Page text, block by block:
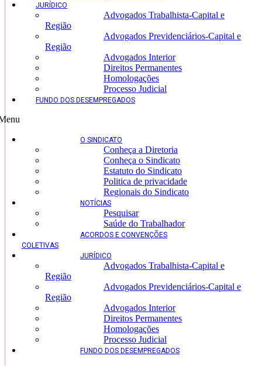
JURÍDICO
Advogados Trabalhista-Capital e
Região
Advogados Previdenciários-Capital e
Região
Advogados Interior
Direitos Permanentes
Homologações
Processo Judicial
FUNDO DOS DESEMPREGADOS
O SINDICATO
Conheça a Diretoria
Conheça o Sindicato
Estatuto do Sindicato
Politica de privacidade
Regionais do Sindicato
NOTÍCIAS
Pesquisar
Saúde do Trabalhador
ACORDOS E CONVENÇÕES
COLETIVAS
JURÍDICO
Advogados Trabalhista-Capital e
Região
Advogados Previdenciários-Capital e
Região
Advogados Interior
Direitos Permanentes
Homologações
Processo Judicial
FUNDO DOS DESEMPREGADOS